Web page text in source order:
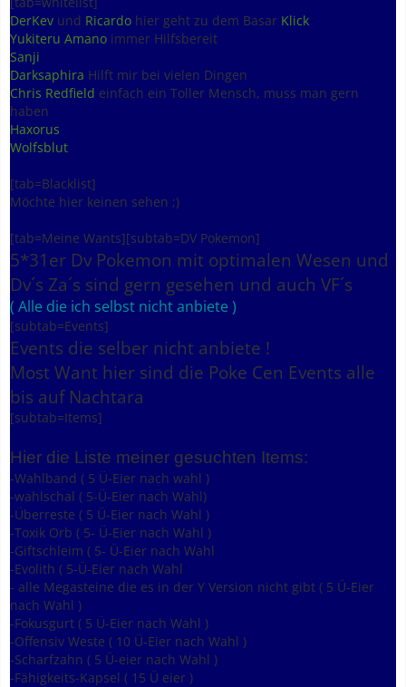
DerKev und Ricardo hier geht zu dem Basar Klick
Yukiteru Amano immer Hilfsbereit
Sanji
Darksaphira Hilft mir bei vielen Dingen
Chris Redfield einfach ein Toller Mensch, muss man gern
haben
Haxorus
Wolfsblut
[tab=Blacklist]
Möchte hier keinen sehen ;)
[tab=Meine Wants][subtab=DV Pokemon]
5*31er Dv Pokemon mit optimalen Wesen und
Dv´s Za´s sind gern gesehen und auch VF´s
( Alle die ich selbst nicht anbiete )
[subtab=Events]
Events die selber nicht anbiete !
Most Want hier sind die Poke Cen Events alle
bis auf Nachtara
[subtab=Items]
Hier die Liste meiner gesuchten Items:
-Wahlband ( 5 Ü-Eier nach wahl )
-wahlschal ( 5-Ü-Eier nach Wahl)
-Überreste ( 5 Ü-Eier nach Wahl )
-Toxik Orb ( 5- Ü-Eier nach Wahl )
-Giftschleim ( 5- Ü-Eier nach Wahl
-Evolith ( 5-Ü-Eier nach Wahl
- alle Megasteine die es in der Y Version nicht gibt ( 5 Ü-Eier
nach Wahl )
-Fokusgurt ( 5 Ü-Eier nach Wahl )
-Offensiv Weste ( 10 Ü-Eier nach Wahl )
-Scharfzahn ( 5 Ü-eier nach Wahl )
-Fähigkeits-Kapsel ( 15 Ü eier )